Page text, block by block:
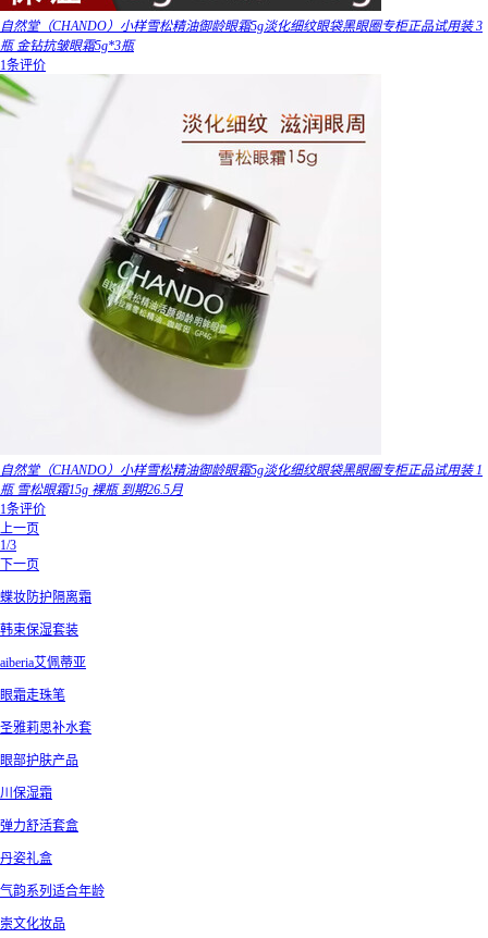
自然堂（CHANDO）小样雪松精油御龄眼霜5g淡化细纹眼袋黑眼圈专柜正品试用装 3
瓶 金钻抗皱眼霜5g*3瓶
1条评价
自然堂（CHANDO）小样雪松精油御龄眼霜5g淡化细纹眼袋黑眼圈专柜正品试用装 1
瓶 雪松眼霜15g 裸瓶 到期26.5月
1条评价
上一页
1/3
下一页
蝶妆防护隔离霜
韩束保湿套装
aiberia艾佩蒂亚
眼霜走珠笔
圣雅莉思补水套
眼部护肤产品
川保湿霜
弹力舒活套盒
丹姿礼盒
气韵系列适合年龄
崇文化妆品